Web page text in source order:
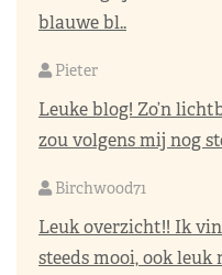
blauwe bl..
Pieter
Leuke blog! Zo’n
zou volgens mij nog
Birchwood71
Leuk overzicht!! Ik
steeds mooi, ook